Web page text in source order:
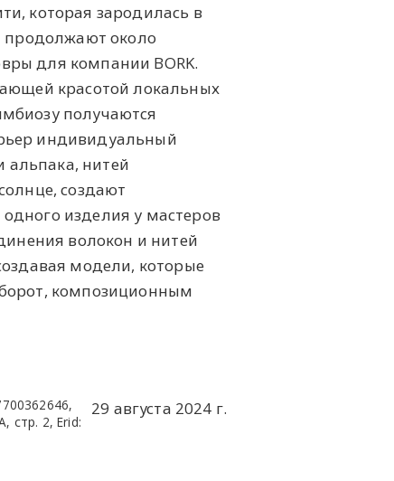
которая зародилась в
продолжают около
для компании BORK.
красотой локальных
получаются
индивидуальный
альпака, нитей
создают
изделия у мастеров
волокон и нитей
модели, которые
композиционным
29 августа 2024 г.
стр. 2, Erid: